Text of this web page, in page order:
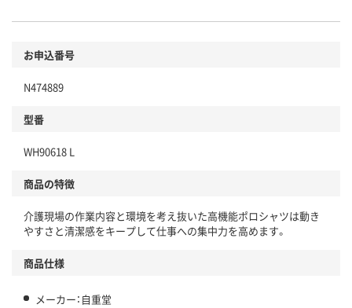
お申込番号
N474889
型番
WH90618 L
商品の特徴
介護現場の作業内容と環境を考え抜いた高機能ポロシャツは動き
やすさと清潔感をキープして仕事への集中力を高めます。
商品仕様
メーカー：自重堂